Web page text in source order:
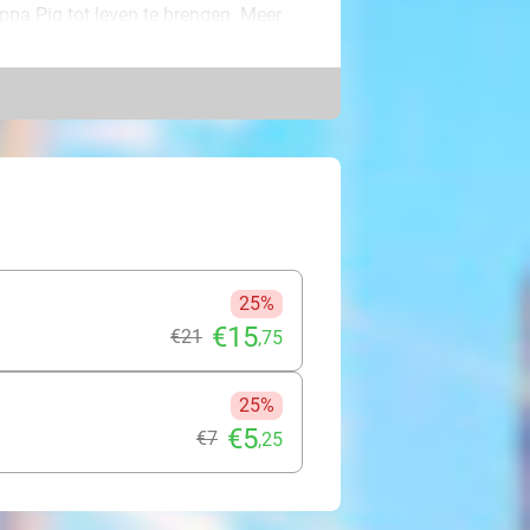
Pig tot leven te brengen. Meer
en avontuurlijke wereld van
en de vreugde die Peppa en haar
25%
€21 €15,75
25%
€7 €5,25